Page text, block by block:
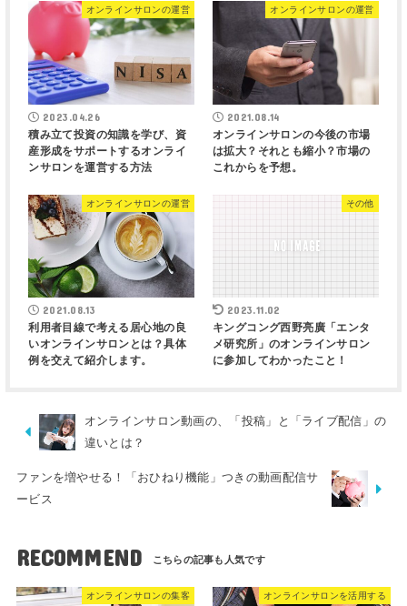
オンラインサロンの運営
2023.04.26
積み立て投資の知識を学び、資
産形成をサポートするオンライ
ンサロンを運営する方法
オンラインサロンの運営
2021.08.14
オンラインサロンの今後の市場
は拡大？それとも縮小？市場の
これからを予想。
オンラインサロンの運営
2021.08.13
利用者目線で考える居心地の良
いオンラインサロンとは？具体
例を交えて紹介します。
その他
2023.11.02
キングコング西野亮廣「エンタ
メ研究所」のオンラインサロン
に参加してわかったこと！
オンラインサロン動画の、「投稿」と「ライブ配信」の
違いとは？
ファンを増やせる！「おひねり機能」つきの動画配信サ
ービス
RECOMMEND
オンラインサロンの集客 オンラインサロンを活用する